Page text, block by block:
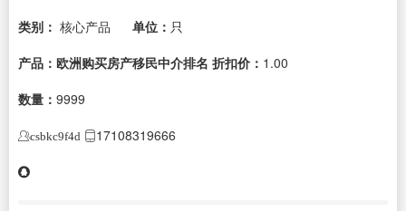
类别： 核心产品 单位： 只
产品：欧洲购买房产移民中介排名 折扣价： 1.00
数量： 9999
csbkc9f4d 17108319666